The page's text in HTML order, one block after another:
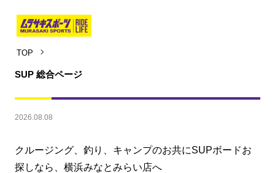
TOP
2026.08.08
SUP 総合ページ
クルージング、釣り、キャンプのお共にSUPボードお
探しなら、横浜みなとみらい店へ